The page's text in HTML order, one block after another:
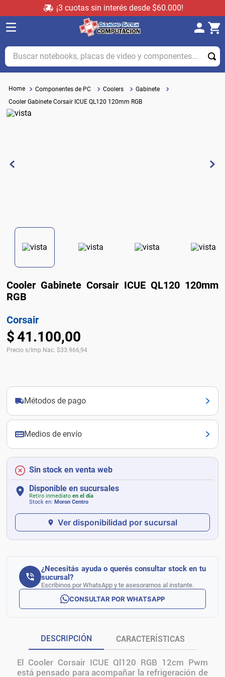
¡3 cuotas sin interés desde $60.000!
Buscar notebooks, placas de video y componentes...
Componentes de PC Coolers
Gabinete
Cooler Gabinete Corsair ICUE QL120 120mm RGB
Cooler Gabinete Corsair ICUE QL120 120mm
RGB
Corsair
$41.100,00
Precio s/Imp Nac. $33.966,94
Métodos de pago
Medios de envío
Sin stock en venta web
Disponible en sucursales
Retiro inmediato en el día
Stock en: Moron Centro
Ver disponibilidad por sucursal
¿Necesitás ayuda o querés consultar stock en tu
sucursal?
Escribinos por WhatsApp y te asesoramos al instante.
CONSULTAR POR WHATSAPP
DESCRIPCIÓN CARACTERÍSTICAS
El Cooler Corsair ICUE Ql120 RGB 12cm Pwm
está pensado para acompañar la refrigeración de